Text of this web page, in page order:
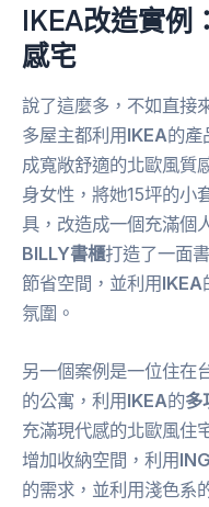
IKEA改造實例
感宅
說了這麼多，不如直接
多屋主都利用IKEA的產
成寬敞舒適的北歐風質
身女性，將她15坪的小
具，改造成一個充滿個
BILLY書櫃打造了一面
節省空間，並利用IKEA
氛圍。
另一個案例是一位住在
的公寓，利用IKEA的多
充滿現代感的北歐風住
增加收納空間，利用
的需求，並利用淺色系